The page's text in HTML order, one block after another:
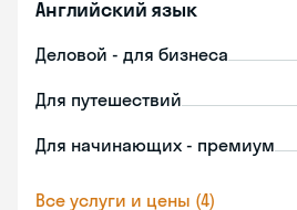
Английский язык
Деловой - для бизнеса
Для путешествий
Для начинающих - премиум
Все услуги и цены (4)